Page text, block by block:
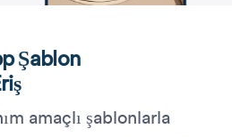
Şablon
amaçlı şablonlarla